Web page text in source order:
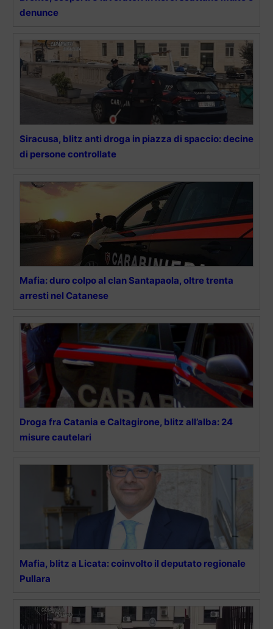
denunce
Siracusa, blitz anti droga in piazza di spaccio: decine
di persone controllate
Mafia: duro colpo al clan Santapaola, oltre trenta
arresti nel Catanese
Droga fra Catania e Caltagirone, blitz all’alba: 24
misure cautelari
Mafia, blitz a Licata: coinvolto il deputato regionale
Pullara